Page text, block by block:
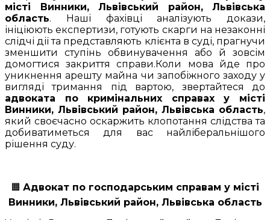
місті Винники, Львівський район, Львівська
область. Наші фахівці аналізують докази,
ініціюють експертизи, готують скарги на незаконні
слідчі дії та представляють клієнта в суді, прагнучи
зменшити ступінь обвинувачення або й зовсім
домогтися закриття справи.Коли мова йде про
уникнення арешту майна чи запобіжного заходу у
вигляді тримання під вартою, звертайтеся до
адвоката по кримінальних справах у місті
Винники, Львівський район, Львівська область,
який своєчасно оскаржить клопотання слідства та
добиватиметься для вас найліберальнішого
рішення суду.
🟧 Адвокат по господарським справам у місті
Винники, Львівський район, Львівська область